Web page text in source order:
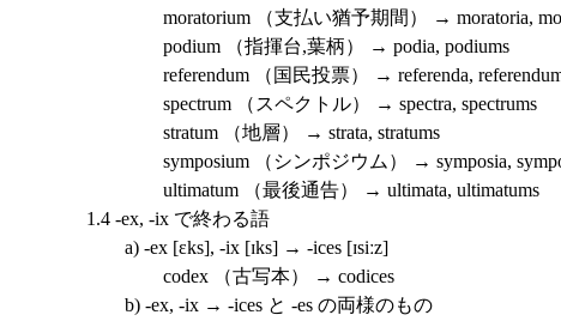
moratorium （支払い猶予期間） → moratoria,
podium （指揮台,葉柄） → podia, podiums
referendum （国民投票） → referenda,
spectrum （スペクトル） → spectra, spectrums
stratum （地層） → strata, stratums
symposium （シンポジウム） → symposia,
ultimatum （最後通告） → ultimata, ultimatums
1.4 -ex, -ix で終わる語
a) -ex [ɛks], -ix [ɪks] → -ices [ɪsiːz]
codex （古写本） → codices
b) -ex, -ix → -ices と -es の両様のもの